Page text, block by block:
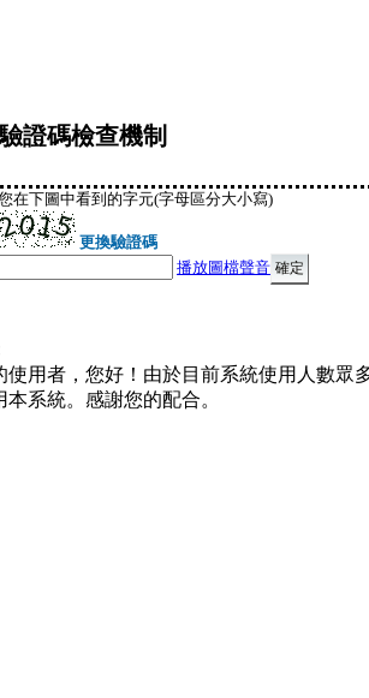
驗證碼檢查機制
在下圖中看到的字元(字母區分大小寫)
更換驗證碼
播放圖檔聲音
使用者，您好！由於目前系統使用人數眾
本系統。感謝您的配合。